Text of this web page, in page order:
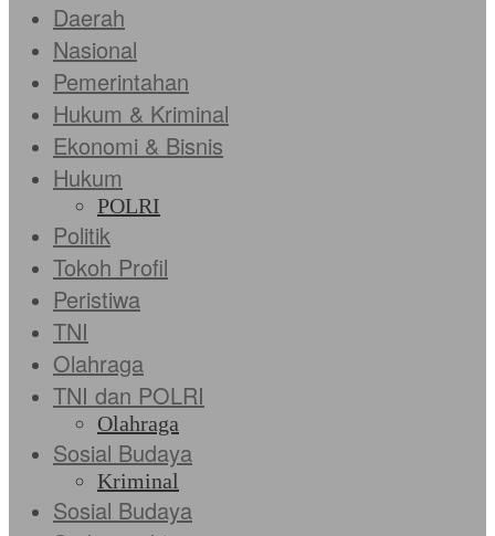
Daerah
Nasional
Pemerintahan
Hukum & Kriminal
Ekonomi & Bisnis
Hukum
POLRI
Politik
Tokoh Profil
Peristiwa
TNI
Olahraga
TNI dan POLRI
Olahraga
Sosial Budaya
Kriminal
Sosial Budaya